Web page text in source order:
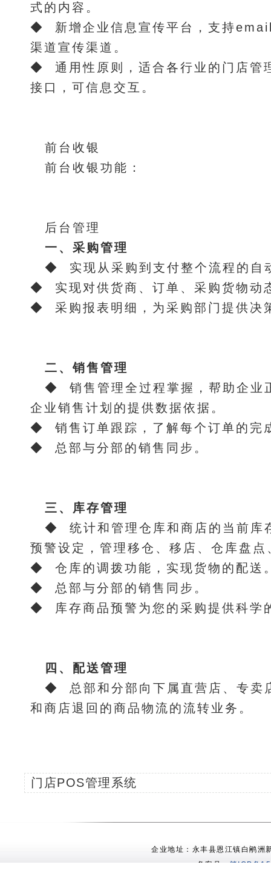
式的内容。
◆ 新增企业信息宣传平台，支持
渠道宣传渠道。
◆ 通用性原则，适合各行业的门店管
接口，可信息交互。
前台收银
前台收银功能：
后台管理
一、采购管理
◆ 实现从采购到支付整个流程的自
◆ 实现对供货商、订单、采购货物动
◆ 采购报表明细，为采购部门提供决
二、销售管理
◆ 销售管理全过程掌握，帮助企业
企业销售计划的提供数据依据。
◆ 销售订单跟踪，了解每个订单的完
◆ 总部与分部的销售同步。
三、库存管理
◆ 统计和管理仓库和商店的当前库
预警设定，管理移仓、移店、仓库盘点
◆ 仓库的调拨功能，实现货物的配送
◆ 总部与分部的销售同步。
◆ 库存商品预警为您的采购提供科学
四、配送管理
◆ 总部和分部向下属直营店、专卖
和商店退回的商品物流的流转业务。
门店POS管理系统
企业地址：永丰县恩江镇白鹇
备案号： 赣ICP备